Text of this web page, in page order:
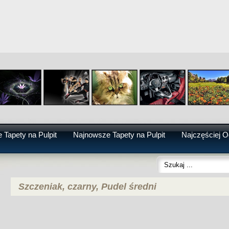
Tapety na Pulpit Najnowsze Tapety na Pulpit Najczęściej
Szczeniak, czarny, Pudel średni